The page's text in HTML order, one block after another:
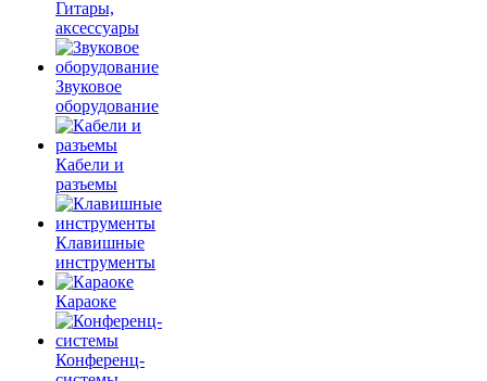
Гитары,
аксессуары
Звуковое
оборудование
Кабели и
разъемы
Клавишные
инструменты
Караоке
Конференц-